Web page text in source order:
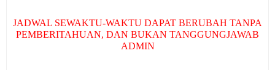
JADWAL SEWAKTU-WAKTU DAPAT BERUBAH TANPA
PEMBERITAHUAN, DAN BUKAN TANGGUNGJAWAB
ADMIN